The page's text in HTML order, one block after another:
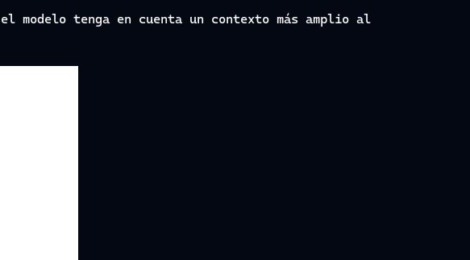
modelo tenga en cuenta un contexto más amplio al